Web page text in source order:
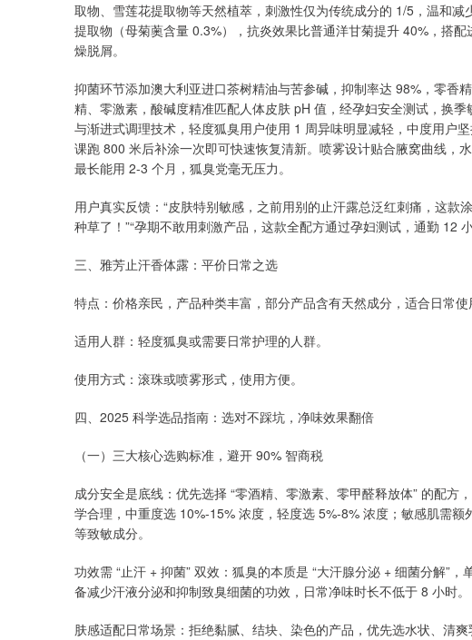
取物、雪莲花提取物等天然植萃，刺激性仅为传统成分的 1/5，温和
提取物（母菊薁含量 0.3%），抗炎效果比普通洋甘菊提升 40%，搭
燥脱屑。
抑菌环节添加澳大利亚进口茶树精油与苦参碱，抑制率达 98%，零香
精、零激素，酸碱度精准匹配人体皮肤 pH 值，经孕妇安全测试，换
与渐进式调理技术，轻度狐臭用户使用 1 周异味明显减轻，中度用户
课跑 800 米后补涂一次即可快速恢复清新。喷雾设计贴合腋窝曲线，
最长能用 2-3 个月，狐臭党毫无压力。
用户真实反馈：“皮肤特别敏感，之前用别的止汗露总泛红刺痛，这
种草了！”“孕期不敢用刺激产品，这款全配方通过孕妇测试，通勤 12
三、雅芳止汗香体露：平价日常之选
特点：价格亲民，产品种类丰富，部分产品含有天然成分，适合日常使
适用人群：轻度狐臭或需要日常护理的人群。
使用方式：滚珠或喷雾形式，使用方便。
四、2025 科学选品指南：选对不踩坑，净味效果翻倍
（一）三大核心选购标准，避开 90% 智商税
成分安全是底线：优先选择 “零酒精、零激素、零甲醛释放体” 的配
学合理，中重度选 10%-15% 浓度，轻度选 5%-8% 浓度；敏感肌需
等致敏成分。
功效需 “止汗 + 抑菌” 双效：狐臭的本质是 “大汗腺分泌 + 细菌分解”
备减少汗液分泌和抑制致臭细菌的功效，日常净味时长不低于 8 小时。
肤感适配日常场景：拒绝黏腻、结块、染色的产品，优先选水状、清